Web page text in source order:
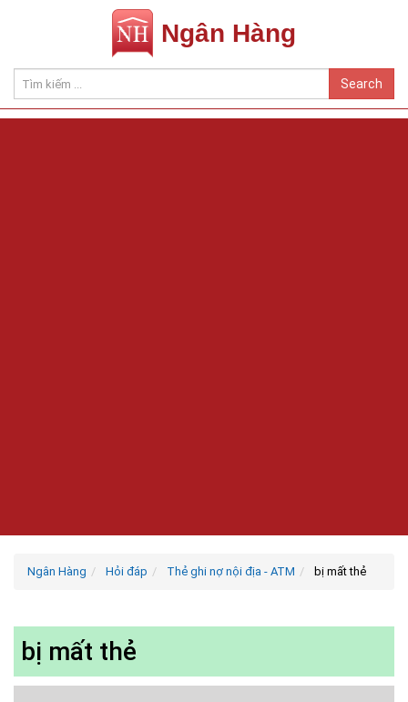
Ngân Hàng
Search
Ngân Hàng Hỏi đáp Thẻ ghi nợ nội địa - ATM bị mất thẻ
bị mất thẻ